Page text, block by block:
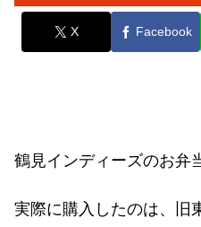
X Facebook
鶴見インディーズのお弁
実際に購入したのは、旧